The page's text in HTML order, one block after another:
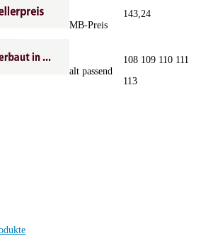
MB-Preis
143,24
alt passend
108 109 110 111
113